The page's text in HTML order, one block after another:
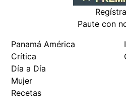
Paute con
Panamá América
Crítica
Día a Día
Mujer
Recetas